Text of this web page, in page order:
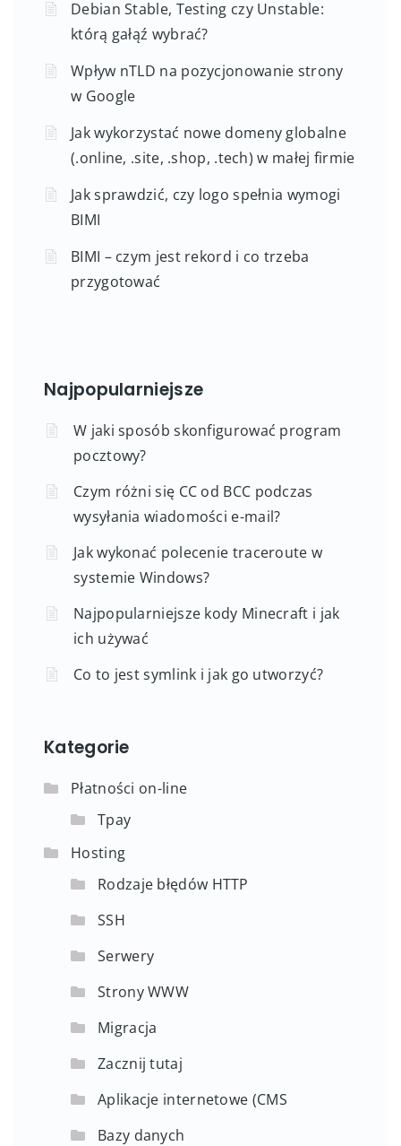
Debian Stable, Testing czy Unstable:
którą gałąź wybrać?
Wpływ nTLD na pozycjonowanie strony
w Google
Jak wykorzystać nowe domeny globalne
(.online, .site, .shop, .tech) w małej firmie
Jak sprawdzić, czy logo spełnia wymogi
BIMI
BIMI – czym jest rekord i co trzeba
przygotować
Najpopularniejsze
W jaki sposób skonfigurować program
pocztowy?
Czym różni się CC od BCC podczas
wysyłania wiadomości e-mail?
Jak wykonać polecenie traceroute w
systemie Windows?
Najpopularniejsze kody Minecraft i jak
ich używać
Co to jest symlink i jak go utworzyć?
Kategorie
Płatności on-line
Tpay
Hosting
Rodzaje błędów HTTP
SSH
Serwery
Strony WWW
Migracja
Zacznij tutaj
Aplikacje internetowe (CMS
Bazy danych